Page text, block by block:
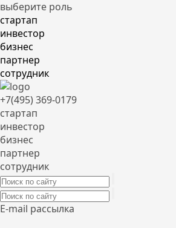
выберите роль
стартап
инвестор
бизнес
партнер
сотрудник
+7(495) 369-0179
стартап
инвестор
бизнес
партнер
сотрудник
E-mail рассылка